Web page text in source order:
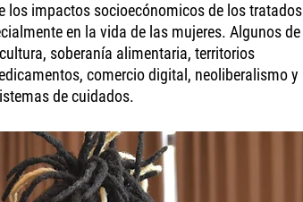
los impactos socioecónomicos de los tratados
en la vida de las mujeres. Algunos de
soberanía alimentaria, territorios
comercio digital, neoliberalismo y
de cuidados.